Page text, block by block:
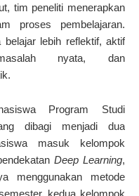
tim peneliti menerapkan
proses pembelajaran.
lebih reflektif, aktif
nyata, dan
Program Studi
dibagi menjadi dua
masuk kelompok
Deep Learning,
menggunakan metode
kedua kelompok